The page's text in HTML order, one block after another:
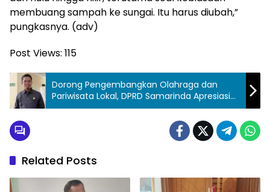
membuang sampah ke sungai. Itu harus diubah,”
pungkasnya. (adv)
Post Views: 115
Dorong Pengembangkan Olahraga dan
Pariwisata Lokal, DPRD Samarinda Apresiasi
Disporapar
Related Posts